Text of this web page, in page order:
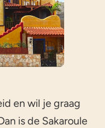
en wil je graag
is de Sakaroule